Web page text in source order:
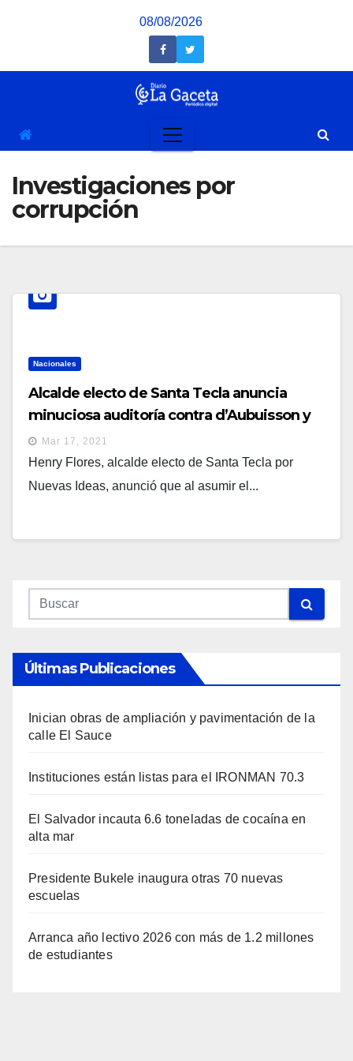
08/08/2026
Investigaciones por
corrupción
Nacionales
Alcalde electo de Santa Tecla anuncia
minuciosa auditoría contra d’Aubuisson y
su concejo municipal
Mar 17, 2021
Henry Flores, alcalde electo de Santa Tecla por
Nuevas Ideas, anunció que al asumir el...
Últimas Publicaciones
Inician obras de ampliación y pavimentación de la
calle El Sauce
Instituciones están listas para el IRONMAN 70.3
El Salvador incauta 6.6 toneladas de cocaína en
alta mar
Presidente Bukele inaugura otras 70 nuevas
escuelas
Arranca año lectivo 2026 con más de 1.2 millones
de estudiantes